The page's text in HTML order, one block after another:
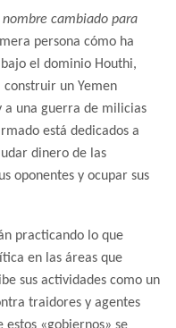
nombre cambiado para
persona cómo ha
el dominio Houthi,
construir un Yemen
a una guerra de milicias
está dedicados a
dinero de las
oponentes y ocupar sus
practicando lo que
en las áreas que
sus actividades como un
traidores y agentes